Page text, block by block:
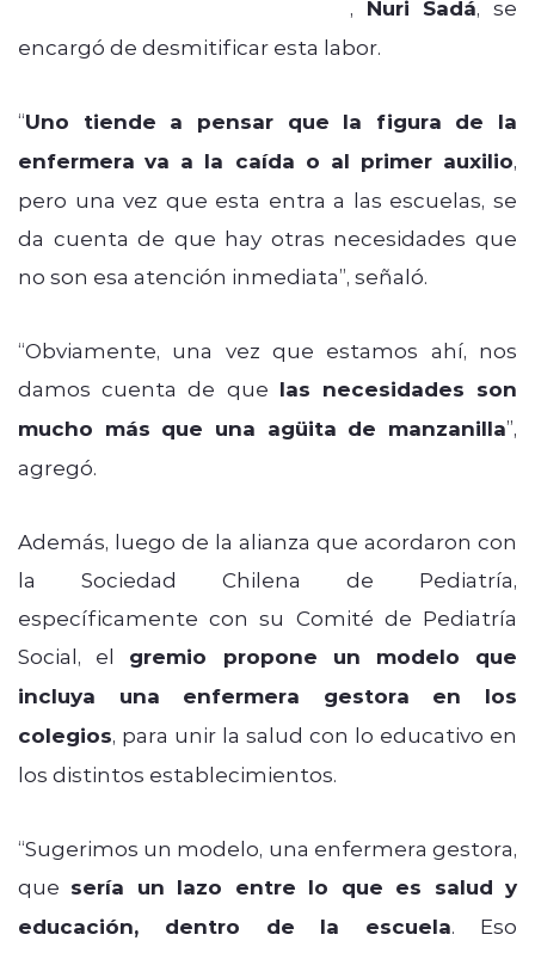
, Nuri Sadá, se
encargó de desmitificar esta labor.
“Uno tiende a pensar que la figura de la
enfermera va a la caída o al primer auxilio,
pero una vez que esta entra a las escuelas, se
da cuenta de que hay otras necesidades que
no son esa atención inmediata”, señaló.
“Obviamente, una vez que estamos ahí, nos
damos cuenta de que las necesidades son
mucho más que una agüita de manzanilla”,
agregó.
Además, luego de la alianza que acordaron con
la Sociedad Chilena de Pediatría,
específicamente con su Comité de Pediatría
Social, el gremio propone un modelo que
incluya una enfermera gestora en los
colegios, para unir la salud con lo educativo en
los distintos establecimientos.
“Sugerimos un modelo, una enfermera gestora,
que sería un lazo entre lo que es salud y
educación, dentro de la escuela. Eso